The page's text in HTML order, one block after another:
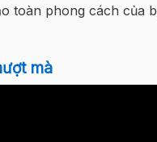
toàn phong cách của
mà